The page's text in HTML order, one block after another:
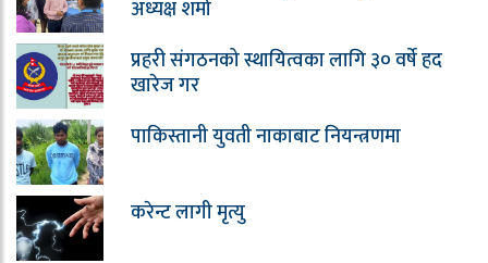
अध्यक्ष शर्मा
प्रहरी संगठनको स्थायित्वका लागि ३० वर्षे हद
खारेज गर
पाकिस्तानी युवती नाकाबाट नियन्त्रणमा
करेन्ट लागी मृत्यु